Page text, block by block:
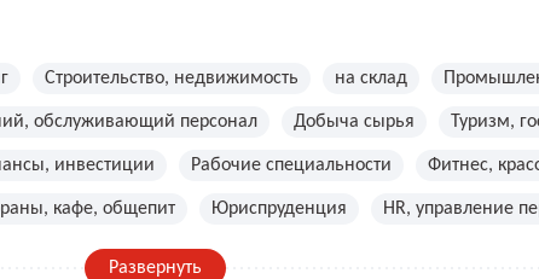
Строительство, недвижимость на склад
обслуживающий персонал Добыча сырья Туризм,
инвестиции Рабочие специальности Фитнес,
кафе, общепит Юриспруденция HR, управление
Развернуть